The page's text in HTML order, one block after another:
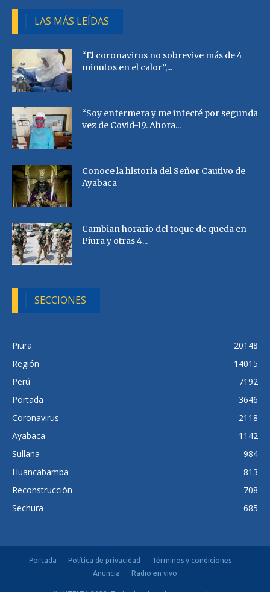
LAS MÁS LEÍDAS
“El coronavirus no sobrevive más de 4
minutos en el calor”,...
“Soy enfermera y me infecté por segunda
vez de Covid-19. Ahora...
Conoce la historia del Señor Cautivo de
Ayabaca
Cambian horario del toque de queda en
Piura y otras 4...
SECCIONES
Piura
20148
Región
14015
Perú
7192
Portada
3646
Coronavirus
2118
Ayabaca
1142
Sullana
984
Huancabamba
813
Reconstrucción
708
Sechura
685
Portada Política de privacidad
Términos y condiciones
Anuncia
Radio en vivo